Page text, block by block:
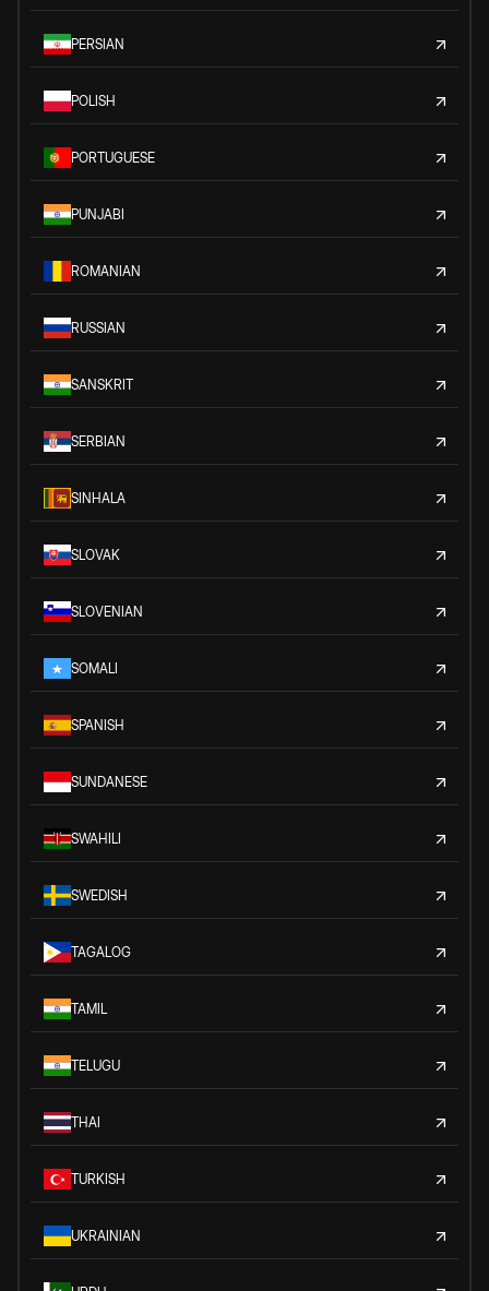
PERSIAN
POLISH
PORTUGUESE
PUNJABI
ROMANIAN
RUSSIAN
SANSKRIT
SERBIAN
SINHALA
SLOVAK
SLOVENIAN
SOMALI
SPANISH
SUNDANESE
SWAHILI
SWEDISH
TAGALOG
TAMIL
TELUGU
THAI
TURKISH
UKRAINIAN